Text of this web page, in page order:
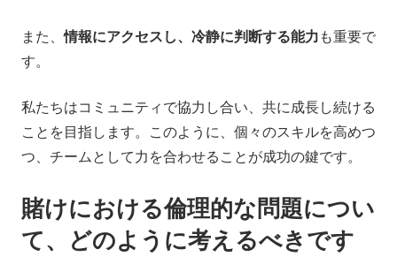
また、情報にアクセスし、冷静に判断する能力 も重要で
す。
私たちはコミュニティで協力し合い、共に成長し続ける
ことを目指します。このように、個々のスキルを高めつ
つ、チームとして力を合わせることが成功の鍵です。
賭けにおける倫理的な問題につい
て、どのように考えるべきです